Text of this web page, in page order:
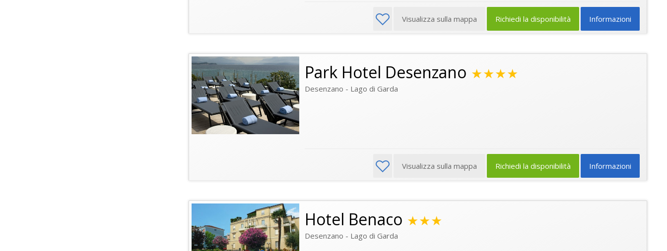
Informazioni
Richiedi la disponibilità
Visualizza sulla mappa
Park Hotel Desenzano ★★★★
Desenzano - Lago di Garda
Informazioni
Richiedi la disponibilità
Visualizza sulla mappa
Hotel Benaco ★★★
Desenzano - Lago di Garda